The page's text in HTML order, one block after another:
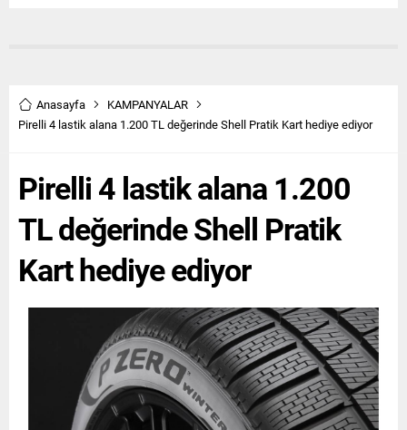
Anasayfa
KAMPANYALAR
Pirelli 4 lastik alana 1.200 TL değerinde Shell Pratik Kart hediye ediyor
Pirelli 4 lastik alana 1.200
TL değerinde Shell Pratik
Kart hediye ediyor